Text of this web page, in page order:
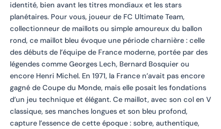
identité, bien avant les titres mondiaux et les stars
planétaires. Pour vous, joueur de FC Ultimate Team,
collectionneur de maillots ou simple amoureux du ballon
rond, ce maillot bleu évoque une période charnière : celle
des débuts de l’équipe de France moderne, portée par des
légendes comme Georges Lech, Bernard Bosquier ou
encore Henri Michel. En 1971, la France n’avait pas encore
gagné de Coupe du Monde, mais elle posait les fondations
d’un jeu technique et élégant. Ce maillot, avec son col en V
classique, ses manches longues et son bleu profond,
capture l’essence de cette époque : sobre, authentique,